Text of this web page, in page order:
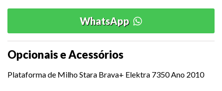
WhatsApp
Opcionais e Acessórios
Plataforma de Milho Stara Brava+ Elektra 7350 Ano 2010